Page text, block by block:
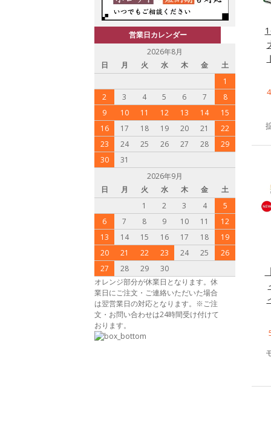
営業日カレンダー
2026年8月
日
月 火 水 木 金
土
1
2
3 4 5 6 7
8
9
10 11 12 13 14
15
16
17 18 19 20 21
22
23
24 25 26 27 28
29
30
31
2026年9月
日
月 火 水 木 金
土
1
2 3 4
5
6
7 8 9 10 11
12
13
14 15 16 17 18
19
20
21 22 23 24 25
26
27
28 29
30
オレンジ部分が休業日となります。休
業日にご注文・ご連絡いただいた場合
は翌営業日の対応となります。※ご注
文・お問い合わせは24時間受け付けて
おります。